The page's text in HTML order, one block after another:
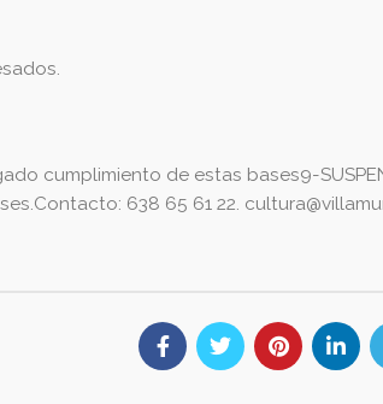
cumplimiento de estas bases9-
638 65 61 22.